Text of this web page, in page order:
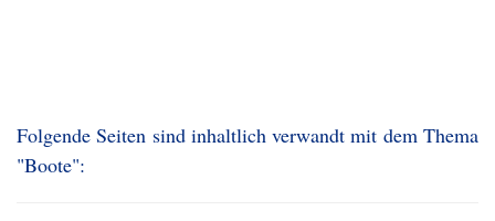
Folgende Seiten sind inhaltlich verwandt mit dem Thema
"Boote":